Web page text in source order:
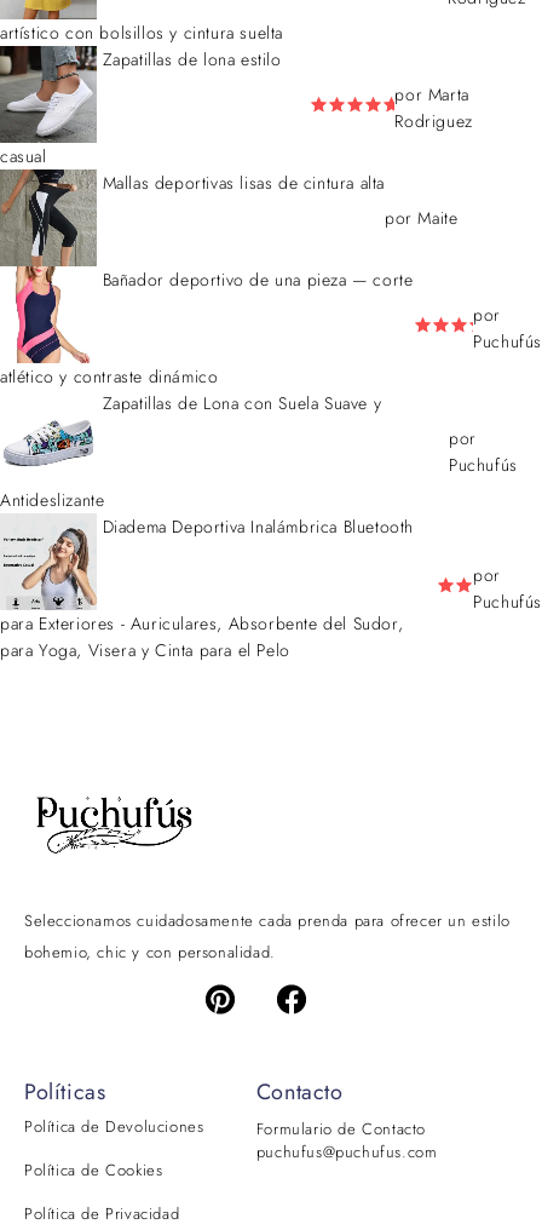
artístico con bolsillos y cintura suelta
Zapatillas de lona estilo
casual
por Marta
Rodriguez
Mallas deportivas lisas de cintura alta
por Maite
Bañador deportivo de una pieza — corte
atlético y contraste dinámico
por
Puchufús
Zapatillas de Lona con Suela Suave y
Antideslizante
por
Puchufús
Diadema Deportiva Inalámbrica Bluetooth
para Exteriores - Auriculares, Absorbente del Sudor,
para Yoga, Visera y Cinta para el Pelo
por
Puchufús
Seleccionamos cuidadosamente cada prenda para ofrecer un estilo
bohemio, chic y con personalidad.
Políticas
Política de Devoluciones
Política de Cookies
Política de Privacidad
Contacto
Formulario de Contacto
puchufus@puchufus.com